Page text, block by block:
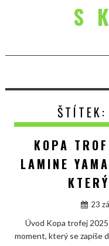
S
ŠTÍTEK:
KOPA
LAMINE
23
Úvod Kopa trofej
moment, který se zapíše